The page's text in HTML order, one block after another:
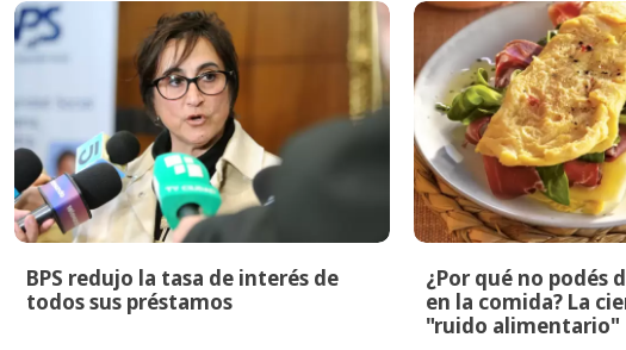
BPS redujo la tasa de interés de
todos sus préstamos
¿Por qué no podés
en la comida? La
"ruido alimentario"